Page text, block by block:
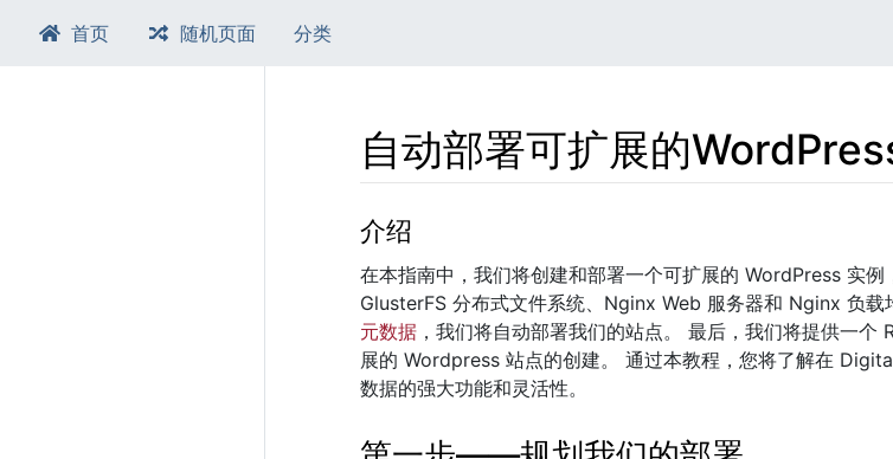
首页 随机页面 分类
自动部署可扩展的
跳转至：
介绍
在本指南中，我们将创建和部署一个可扩展的 WordPress 实例
GlusterFS 分布式文件系统、Nginx Web 服务器和 Nginx 负载
元数据 ，我们将自动部署我们的站点。 最后，我们将提供一
展的 Wordpress 站点的创建。 通过本教程，您将了解在
数据的强大功能和灵活性。